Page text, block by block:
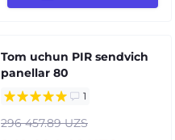
Tom uchun PIR sendvich
panellar 80
1
296 457.89 UZS